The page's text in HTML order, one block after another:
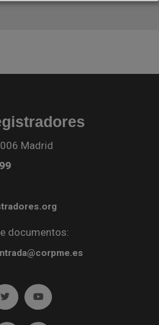
Madrid
documentos:
(abre en ventana nueva)
Ir a twitter (abre en ventana nueva)
Ir a YouTube (abre en